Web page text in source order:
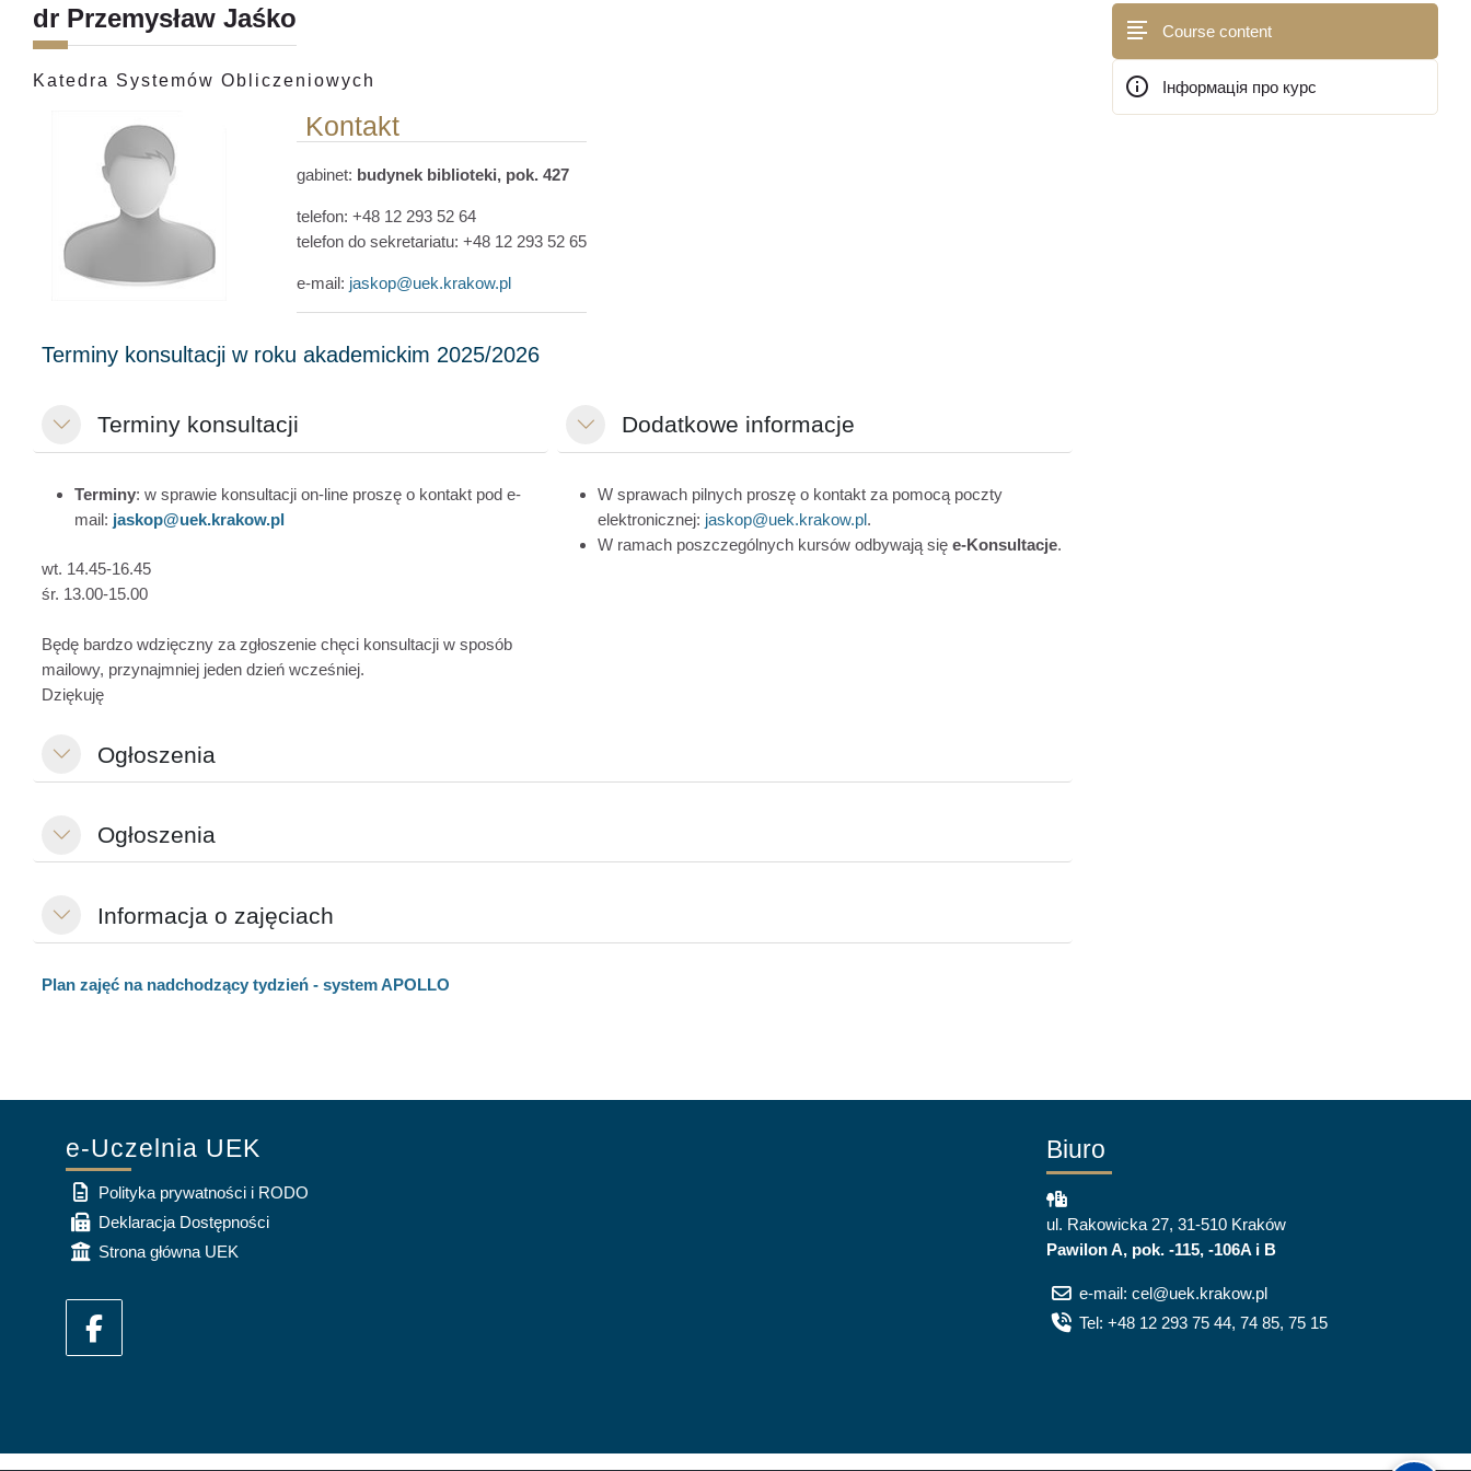
dr Przemysław Jaśko
Katedra Systemów Obliczeniowych
Kontakt
gabinet: budynek biblioteki, pok. 427
telefon:+48 12 293 52 64
telefon do sekretariatu: +48 12 293 52 65
e-mail: jaskop@uek.krakow.pl
ЗгорнутиTerminy konsultacji
Terminy: w sprawie konsultacji on-line proszę o kontakt pod e-
mail: jaskop@uek.krakow.pl
wt. 14.45-16.45
śr. 13.00-15.00
Będę bardzo wdzięczny za zgłoszenie chęci konsultacji w sposób
mailowy, przynajmniej jeden dzień wcześniej.
Dziękuję
ЗгорнутиDodatkowe informacje
W sprawach pilnych proszę o kontakt za pomocą poczty
elektronicznej: jaskop@uek.krakow.pl.
W ramach poszczególnych kursów odbywają sięe-Konsultacje.
ЗгорнутиOgłoszenia
ЗгорнутиOgłoszenia
ЗгорнутиInformacja o zajęciach
Plan zajęć na nadchodzący tydzień - system APOLLO
Course content
Інформація про курс
e-Uczelnia UEK
Polityka prywatności i RODO
Deklaracja Dostępności
Strona główna UEK
Biuro
ul. Rakowicka 27, 31-510 Kraków
Pawilon A, pok. -115, -106A i B
e-mail: cel@uek.krakow.pl
Tel: +48 12 293 75 44, 74 85, 75 15